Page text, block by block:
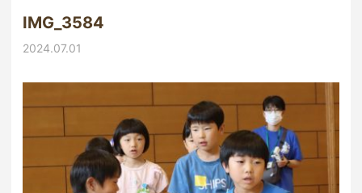
IMG_3584
2024.07.01